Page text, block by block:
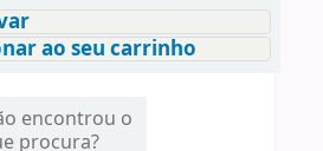
ao seu carrinho
encontrou o
procura?